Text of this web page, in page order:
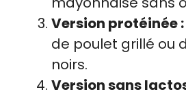
Version protéinée :
de poulet grillé ou
noirs.
Version sans